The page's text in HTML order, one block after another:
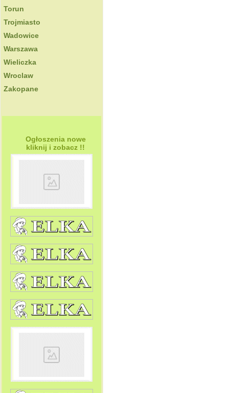
Torun
Trojmiasto
Wadowice
Warszawa
Wieliczka
Wroclaw
Zakopane
Ogłoszenia nowe
kliknij i zobacz !!